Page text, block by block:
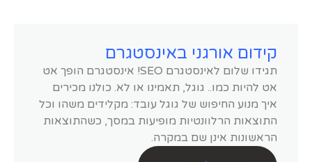
קידום אורגני באינסטגרם
תגידו שלום לאינסטגרם SEO! אינסטגרם הופך אט
אט להיות כמו.. גוגל, תאמינו או לא. כולנו מכירים
איך מנוע החיפוש של גוגל עובד: מקלידים משהו וכל
התוצאות הרלוונטיות מופיעות במסך, כשהתוצאות
הראשונות אינן שם במקרה.